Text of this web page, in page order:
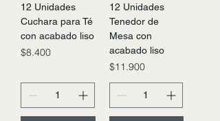
12 Unidades
Cuchara para Té
con acabado liso
Precio
$8.400
12 Unidades
Tenedor de
Mesa con
acabado liso
Precio
$11.900